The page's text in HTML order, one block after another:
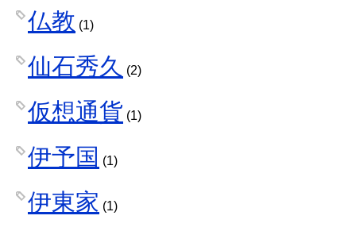
仏教 (1)
仙石秀久 (2)
仮想通貨 (1)
伊予国 (1)
伊東家 (1)